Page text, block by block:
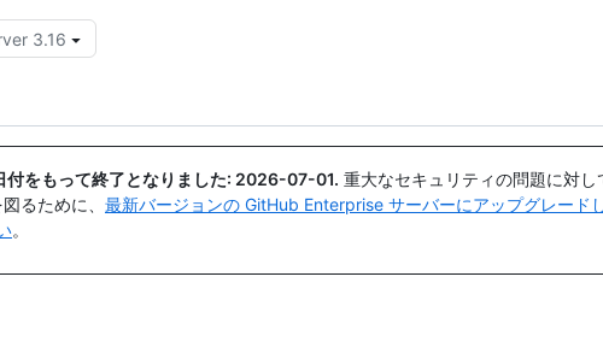
3.16
をもって終了となりました: 2026-07-01. 重大なセキュリティの問題に対
るために、 最新バージョンの GitHub Enterprise サーバーにアップグレード
。